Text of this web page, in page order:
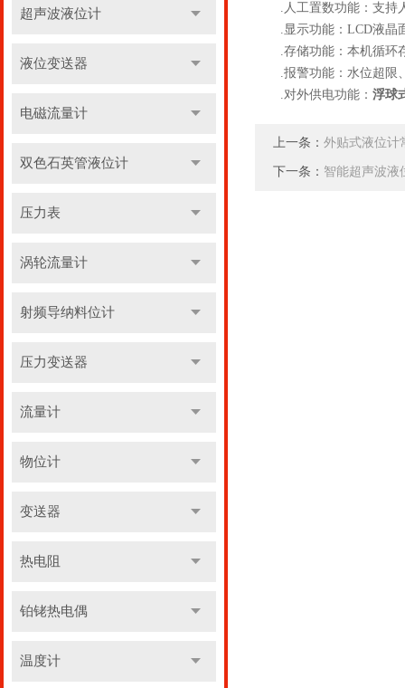
超声波液位计
液位变送器
电磁流量计
双色石英管液位计
压力表
涡轮流量计
射频导纳料位计
压力变送器
流量计
物位计
变送器
热电阻
铂铑热电偶
温度计
.人工置数功能：支持人
.显示功能：LCD液晶面
.存储功能：本机循环
.报警功能：水位超限、
.对外供电功能： 浮球
上一条： 外贴式液位计
下一条： 智能超声波液